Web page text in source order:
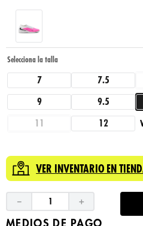
7 7.5
9 9.5
11 12
VER INVENTARIO EN
＋
－
MEDIOS DE PAGO